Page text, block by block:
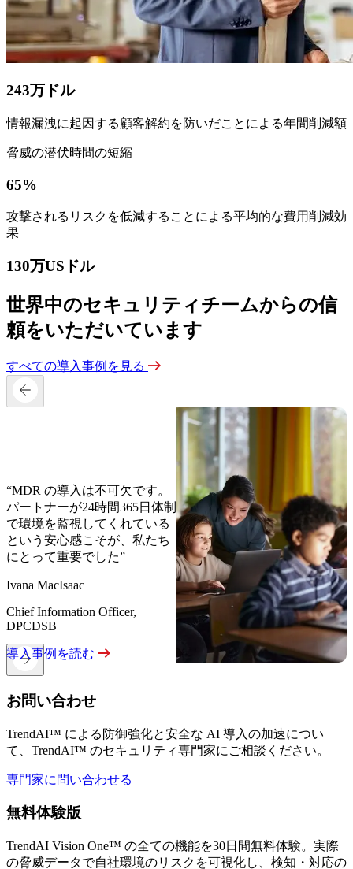
243万ドル
情報漏洩に起因する顧客解約を防いだことによる年間削減額
脅威の潜伏時間の短縮
65%
攻撃されるリスクを低減することによる平均的な費用削減効
果
130万USドル
世界中のセキュリティチームからの信
頼をいただいています
すべての導入事例を見る
“MDR の導入は不可欠です。
パートナーが24時間365日体制
で環境を監視してくれている
という安心感こそが、私たち
にとって重要でした”
Ivana MacIsaac
Chief Information Officer,
DPCDSB
導入事例を読む
お問い合わせ
TrendAI™ による防御強化と安全な AI 導入の加速につい
て、TrendAI™ のセキュリティ専門家にご相談ください。
専門家に問い合わせる
無料体験版
TrendAI Vision One™ の全ての機能を30日間無料体験。実際
の脅威データで自社環境のリスクを可視化し、検知・対応の